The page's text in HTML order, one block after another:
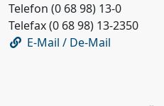
Telefon (0 68 98) 13-0
Telefax (0 68 98) 13-2350
E-Mail / De-Mail